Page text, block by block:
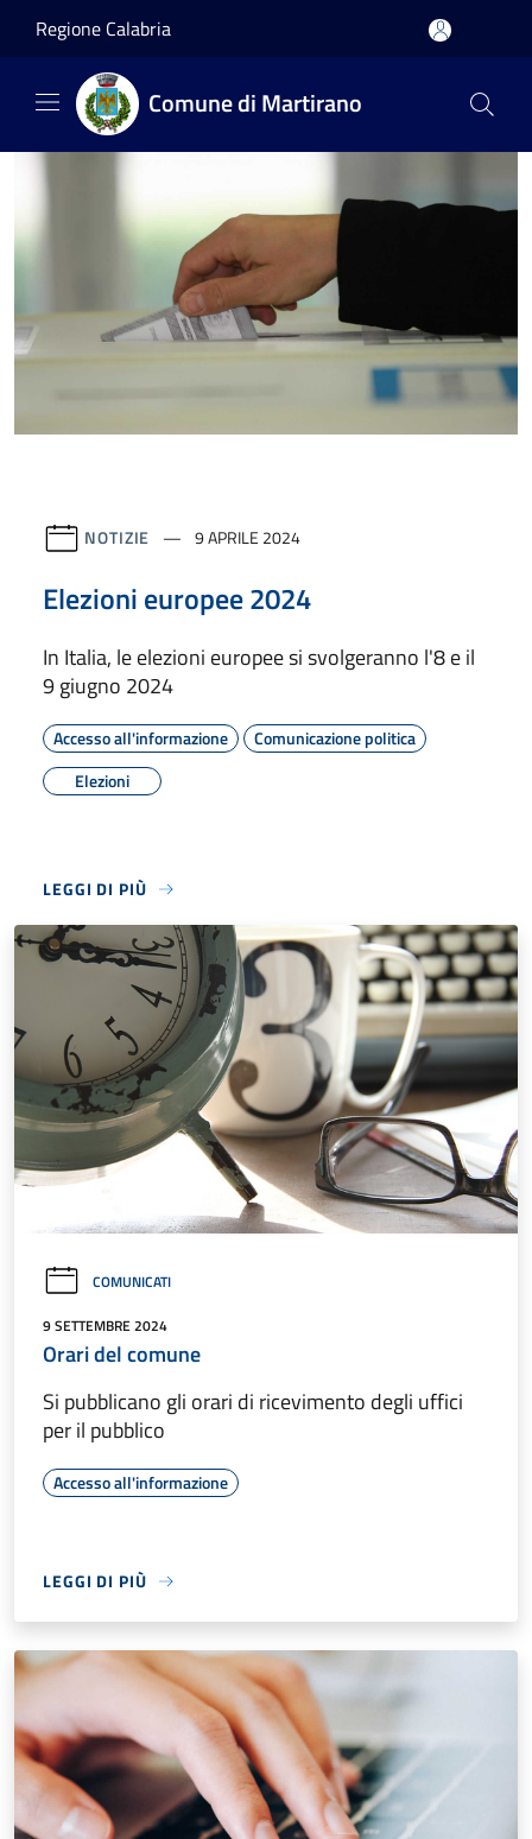
Regione Calabria
Comune di Martirano
NOTIZIE 9 APRILE 2024
Elezioni europee 2024
In Italia, le elezioni europee si svolgeranno l'8 e il
9 giugno 2024
Accesso all'informazione
Comunicazione politica
Elezioni
LEGGI DI PIÙ
COMUNICATI
9 SETTEMBRE 2024
Orari del comune
Si pubblicano gli orari di ricevimento degli uffici
per il pubblico
Accesso all'informazione
LEGGI DI PIÙ